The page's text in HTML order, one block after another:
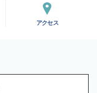
アクセス